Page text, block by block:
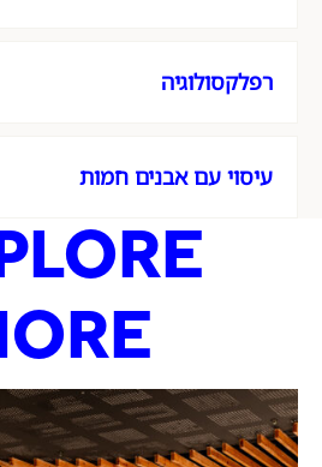
רפלקסולוגיה
עיסוי עם אבנים חמות